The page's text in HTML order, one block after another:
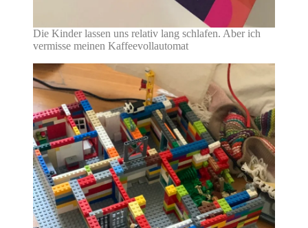
Die Kinder lassen uns relativ lang schlafen. Aber ich
vermisse meinen Kaffeevollautomat